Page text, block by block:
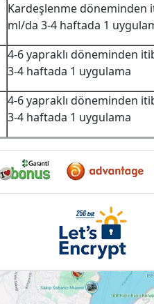
Kardeşlenme döneminden
ml/da 3-4 haftada 1
4-6 yapraklı döneminden
3-4 haftada 1 uygulama
4-6 yapraklı döneminden
3-4 haftada 1 uygulama